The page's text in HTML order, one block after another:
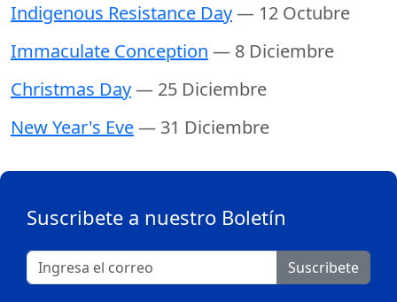
Indigenous Resistance Day— 12 Octubre
Immaculate Conception — 8 Diciembre
Christmas Day— 25 Diciembre
New Year's Eve— 31 Diciembre
Suscribete a nuestro Boletín
Suscribete